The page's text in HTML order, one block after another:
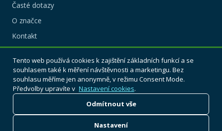
Časté dotazy
O značce
Kontakt
KDE KOUPIT
Alkohol testery BACtrack koupíte u autorizovaných prodejců
v ČR a SR.
Přehled prodejců
Tento web používá cookies k zajištění základních funkcí a se
souhlasem také k měření návštěvnosti a marketingu. Bez
souhlasu měříme jen anonymně, v režimu Consent Mode.
Předvolby upravíte v Nastavení cookies.
Odmítnout vše
Nastavení